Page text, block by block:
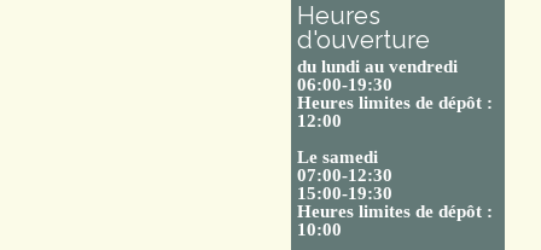
Heures
d'ouverture
du lundi au vendredi
06:00-19:30
Heures limites de dépôt :
12:00
Le samedi
07:00-12:30
15:00-19:30
Heures limites de dépôt :
10:00